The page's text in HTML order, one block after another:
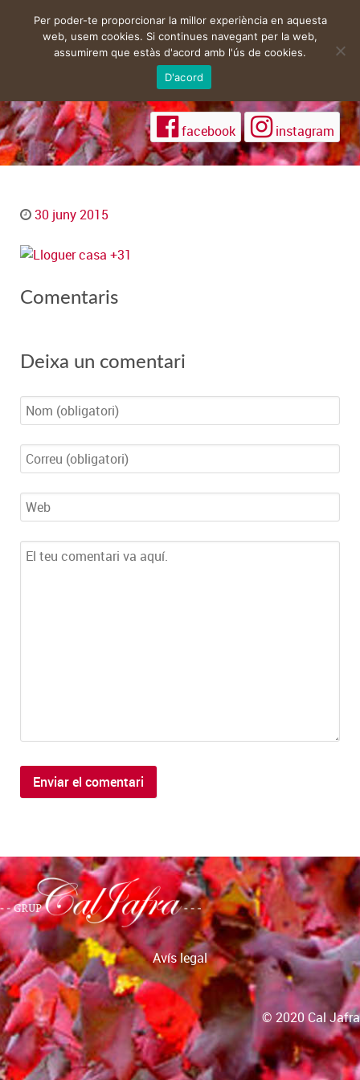
facebook instagram
30 juny 2015
Comentaris
Deixa un comentari
Avís legal
© 2020 Cal Jafra
Per poder-te proporcionar la millor experiència en aquesta
web, usem cookies. Si continues navegant per la web,
assumirem que estàs d'acord amb l'ús de cookies.
D'acord